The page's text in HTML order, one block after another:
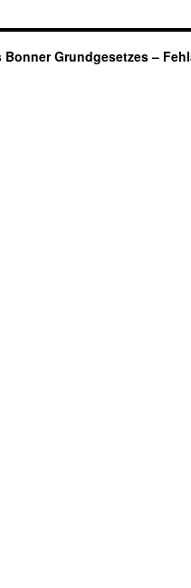
Grundgesetzes –